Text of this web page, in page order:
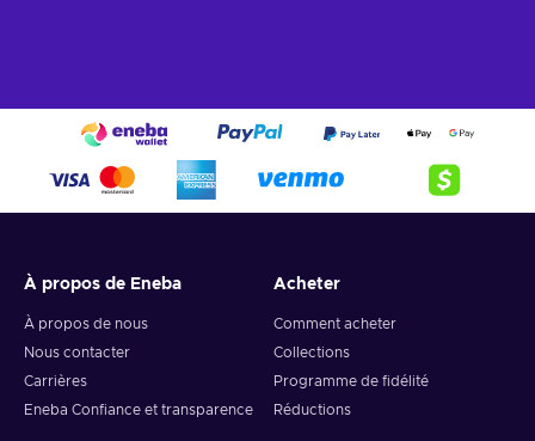
À propos de Eneba
À propos de nous
Nous contacter
Carrières
Eneba Confiance et transparence
Acheter
Comment acheter
Collections
Programme de fidélité
Réductions